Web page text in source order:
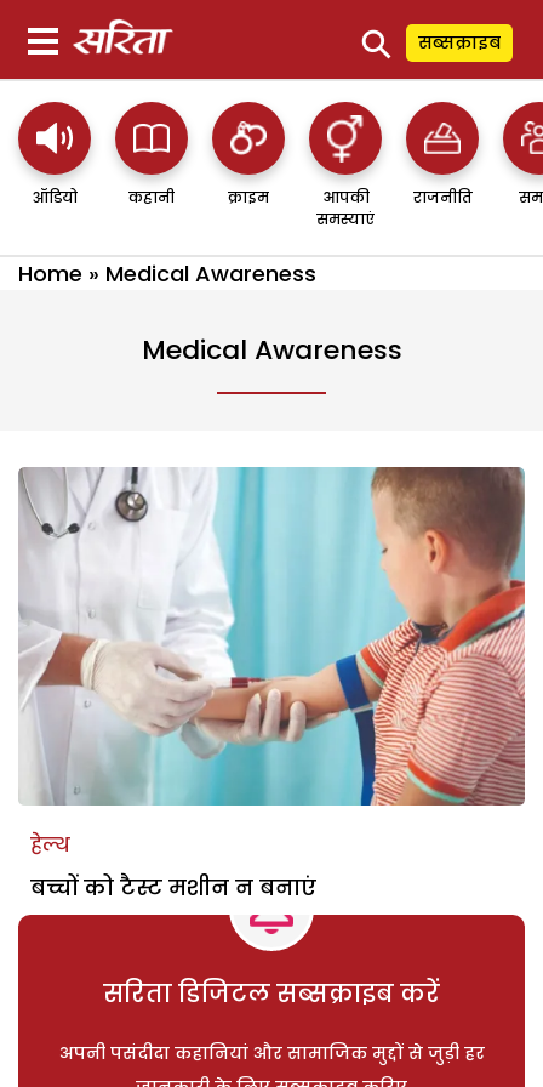
⚲ सब्सक्राइब
ऑडियो कहानी क्राइम
आपकी
समस्याएं
राजनीति
Home » Medical Awareness
Medical Awareness
हेल्थ
बच्चों को टैस्ट मशीन न बनाएं
सरिता डिजिटल सब्सक्राइब करें
अपनी पसंदीदा कहानियां और सामाजिक मुद्दों से जुड़ी हर